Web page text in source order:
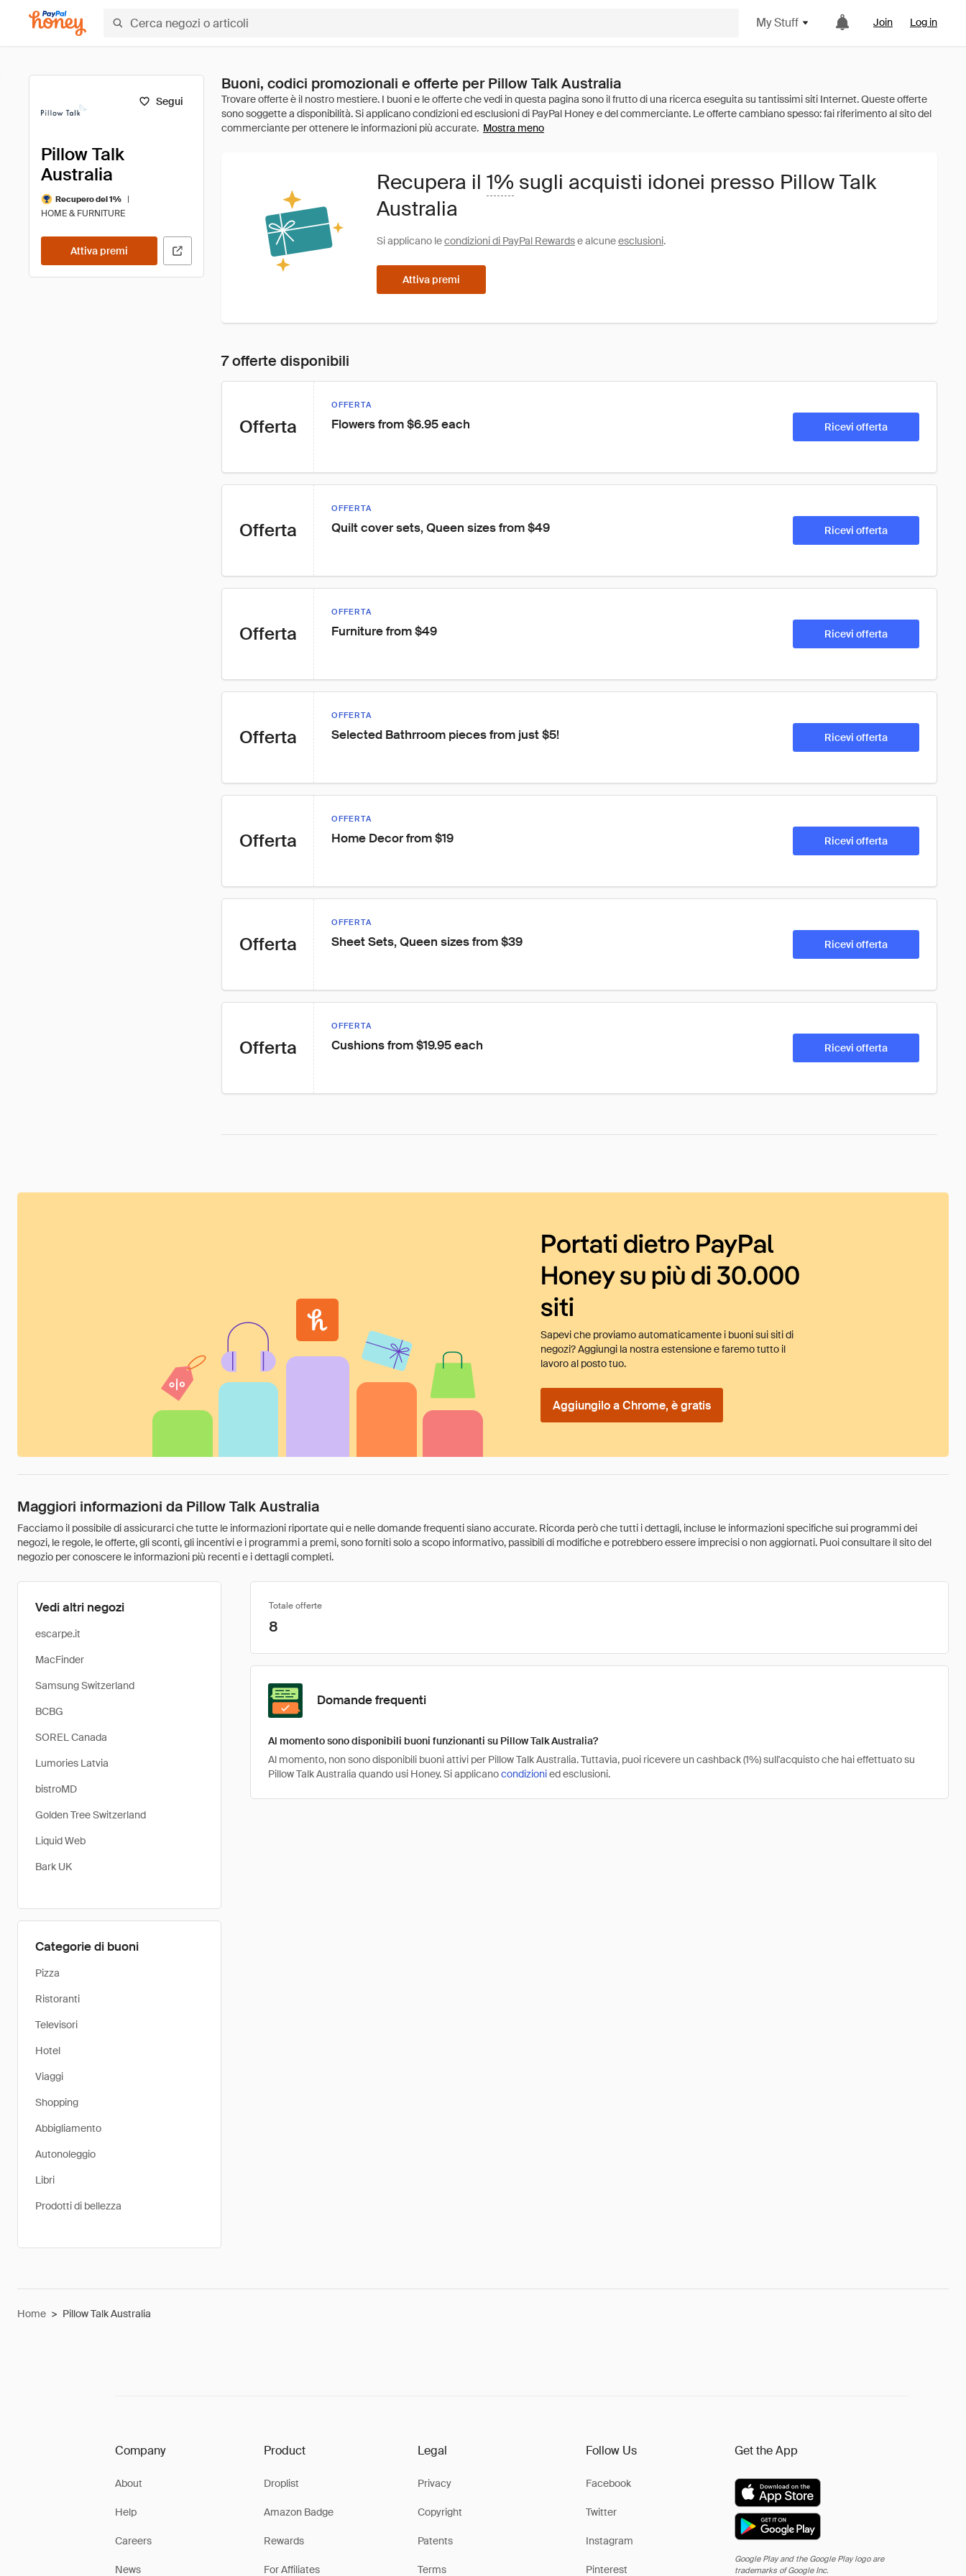
My Stuff Join Log in
Segui
Pillow Talk
Australia
Recupero del 1%
|
HOME & FURNITURE
Attiva premi
Buoni, codici promozionali e offerte per Pillow Talk Australia
Mostra meno
Recupera il 1% sugli acquisti idonei presso Pillow Talk
Australia
Si applicano lecondizioni di PayPal Rewardse alcuneesclusioni.
Attiva premi
7 offerte disponibili
Offerta
OFFERTA
Flowers from $6.95 each Ricevi offerta
Offerta
OFFERTA
Quilt cover sets, Queen sizes from $49 Ricevi offerta
Offerta
OFFERTA
Furniture from $49 Ricevi offerta
Offerta
OFFERTA
Selected Bathrroom pieces from just $5! Ricevi offerta
Offerta
OFFERTA
Home Decor from $19 Ricevi offerta
Offerta
OFFERTA
Sheet Sets, Queen sizes from $39 Ricevi offerta
Offerta
OFFERTA
Cushions from $19.95 each Ricevi offerta
Portati dietro PayPal
Honey su più di 30.000
siti
Sapevi che proviamo automaticamente i buoni sui siti di
negozi? Aggiungi la nostra estensione e faremo tutto il
lavoro al posto tuo.
Aggiungilo a Chrome, è gratis
Maggiori informazioni da Pillow Talk Australia
Facciamo il possibile di assicurarci che tutte le informazioni riportate qui e nelle domande frequenti siano accurate. Ricorda però che tutti i dettagli, incluse le informazioni specifiche sui programmi dei
negozi, le regole, le offerte, gli sconti, gli incentivi e i programmi a premi, sono forniti solo a scopo informativo, passibili di modifiche e potrebbero essere imprecisi o non aggiornati. Puoi consultare il sito del
negozio per conoscere le informazioni più recenti e i dettagli completi.
Vedi altri negozi
escarpe.it
MacFinder
Samsung Switzerland
BCBG
SOREL Canada
Lumories Latvia
bistroMD
Golden Tree Switzerland
Liquid Web
Bark UK
Categorie di buoni
Pizza
Ristoranti
Televisori
Hotel
Viaggi
Shopping
Abbigliamento
Autonoleggio
Libri
Prodotti di bellezza
Totale offerte
8
Domande frequenti
Al momento sono disponibili buoni funzionanti su Pillow Talk Australia?
Al momento, non sono disponibili buoni attivi per Pillow Talk Australia. Tuttavia, puoi ricevere un cashback (1%) sull'acquisto che hai effettuato su
Pillow Talk Australia quando usi Honey. Si applicanocondizionied esclusioni.
Home > Pillow Talk Australia
Company
About
Help
Careers
News
Product
Droplist
Amazon Badge
Rewards
For Affiliates
Legal
Privacy
Copyright
Patents
Terms
Follow Us
Facebook
Twitter
Instagram
Pinterest
Get the App
Google Play and the Google Play logo are
trademarks of Google Inc.